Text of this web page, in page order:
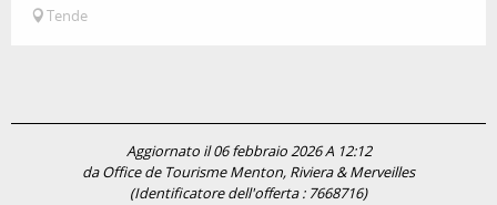
Tende
Aggiornato il 06 febbraio 2026 A 12:12
da Office de Tourisme Menton, Riviera & Merveilles
(Identificatore dell'offerta : 7668716)